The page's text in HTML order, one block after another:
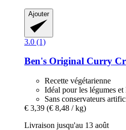
Ajouter
3.0 (1)
Ben's Original Curry
Recette végétarienne
Idéal pour les légumes
Sans conservateurs
€ 3,39 (€ 8,48 / kg)
Livraison jusqu'au 13 août